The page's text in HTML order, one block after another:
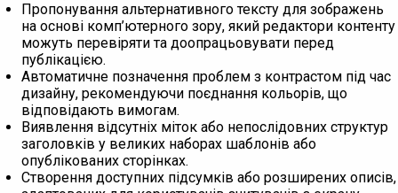
Пропонування альтернативного тексту для зображень
на основі комп’ютерного зору, який редактори контенту
можуть перевіряти та доопрацьовувати перед
публікацією.
Автоматичне позначення проблем з контрастом під час
дизайну, рекомендуючи поєднання кольорів, що
відповідають вимогам.
Виявлення відсутніх міток або непослідовних структур
заголовків у великих наборах шаблонів або
опублікованих сторінках.
Створення доступних підсумків або розширених описів,